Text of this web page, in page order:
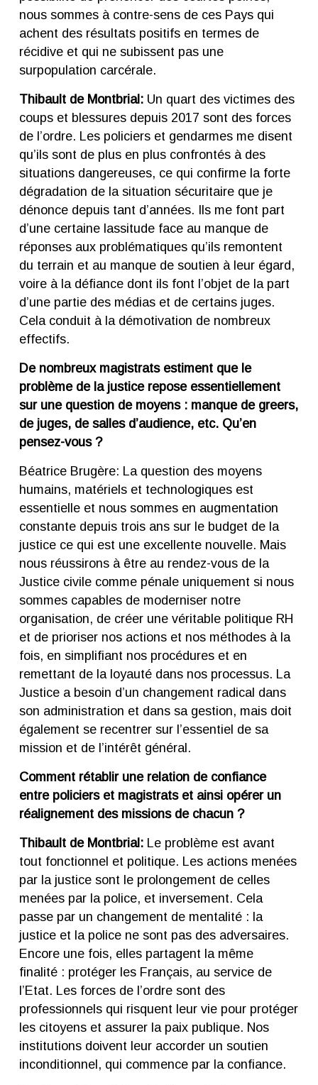
nous sommes à contre-sens de ces Pays qui
achent des résultats positifs en termes de
récidive et qui ne subissent pas une
surpopulation carcérale.
Thibault de Montbrial:Un quart des victimes des
coups et blessures depuis 2017 sont des forces
de l’ordre. Les policiers et gendarmes me disent
qu’ils sont de plus en plus confrontés à des
situations dangereuses, ce qui confirme la forte
dégradation de la situation sécuritaire que je
dénonce depuis tant d’années. Ils me font part
d’une certaine lassitude face au manque de
réponses aux problématiques qu’ils remontent
du terrain et au manque de soutien à leur égard,
voire à la défiance dont ils font l’objet de la part
d’une partie des médias et de certains juges.
Cela conduit à la démotivation de nombreux
effectifs.
De nombreux magistrats estiment que le
problème de la justice repose essentiellement
sur une question de moyens : manque de greers,
de juges, de salles d’audience, etc. Qu’en
pensez-vous ?
Béatrice Brugère: La question des moyens
humains, matériels et technologiques est
essentielle et nous sommes en augmentation
constante depuis trois ans sur le budget de la
justice ce qui est une excellente nouvelle. Mais
nous réussirons à être au rendez-vous de la
Justice civile comme pénale uniquement si nous
sommes capables de moderniser notre
organisation, de créer une véritable politique RH
et de prioriser nos actions et nos méthodes à la
fois, en simplifiant nos procédures et en
remettant de la loyauté dans nos processus. La
Justice a besoin d’un changement radical dans
son administration et dans sa gestion, mais doit
également se recentrer sur l’essentiel de sa
mission et de l’intérêt général.
Comment rétablir une relation de confiance
entre policiers et magistrats et ainsi opérer un
réalignement des missions de chacun ?
Thibault de Montbrial:Le problème est avant
tout fonctionnel et politique. Les actions menées
par la justice sont le prolongement de celles
menées par la police, et inversement. Cela
passe par un changement de mentalité : la
justice et la police ne sont pas des adversaires.
Encore une fois, elles partagent la même
finalité : protéger les Français, au service de
l’Etat. Les forces de l’ordre sont des
professionnels qui risquent leur vie pour protéger
les citoyens et assurer la paix publique. Nos
institutions doivent leur accorder un soutien
inconditionnel, qui commence par la confiance.